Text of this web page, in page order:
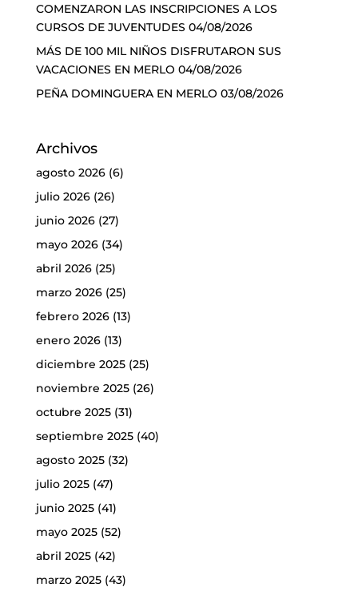
COMENZARON LAS INSCRIPCIONES A LOS
CURSOS DE JUVENTUDES 04/08/2026
MÁS DE 100 MIL NIÑOS DISFRUTARON SUS
VACACIONES EN MERLO 04/08/2026
PEÑA DOMINGUERA EN MERLO 03/08/2026
Archivos
agosto 2026(6)
julio 2026(26)
junio 2026(27)
mayo 2026(34)
abril 2026(25)
marzo 2026(25)
febrero 2026(13)
enero 2026(13)
diciembre 2025(25)
noviembre 2025(26)
octubre 2025(31)
septiembre 2025(40)
agosto 2025(32)
julio 2025(47)
junio 2025(41)
mayo 2025(52)
abril 2025(42)
marzo 2025(43)